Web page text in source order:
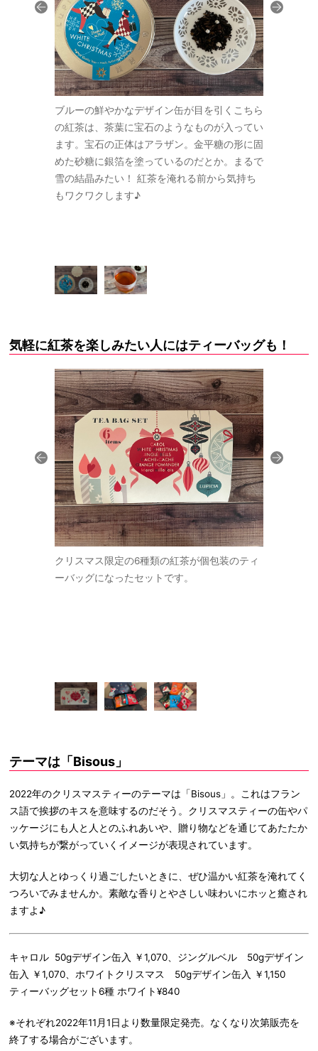
ブルーの鮮やかなデザイン缶が目を引くこちら
の紅茶は、茶葉に宝石のようなものが入ってい
ます。宝石の正体はアラザン。金平糖の形に固
めた砂糖に銀箔を塗っているのだとか。まるで
雪の結晶みたい！ 紅茶を淹れる前から気持ち
もワクワクします♪
気軽に紅茶を楽しみたい人にはティーバッグも！
クリスマス限定の6種類の紅茶が個包装のティ
ーバッグになったセットです。
テーマは「Bisous」
2022年のクリスマスティーのテーマは「Bisous」。これはフラン
ス語で挨拶のキスを意味するのだそう。クリスマスティーの缶やパ
ッケージにも人と人とのふれあいや、贈り物などを通じてあたたか
い気持ちが繋がっていくイメージが表現されています。
大切な人とゆっくり過ごしたいときに、ぜひ温かい紅茶を淹れてく
つろいでみませんか。素敵な香りとやさしい味わいにホッと癒され
ますよ♪
キャロル 50gデザイン缶入 ￥1,070、ジングルベル 50gデザイン
缶入 ￥1,070、ホワイトクリスマス 50gデザイン缶入 ￥1,150
ティーバッグセット6種 ホワイト¥840
※それぞれ2022年11月1日より数量限定発売。なくなり次第販売を
終了する場合がございます。